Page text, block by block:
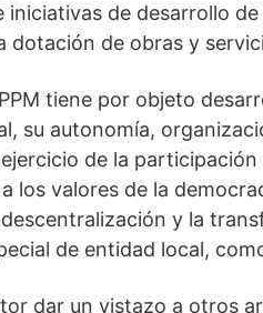
iniciativas de desarrollo
dotación de obras y
tiene por objeto
su autonomía,
de la
los valores de la
y la
de entidad local,
dar un vistazo a otros